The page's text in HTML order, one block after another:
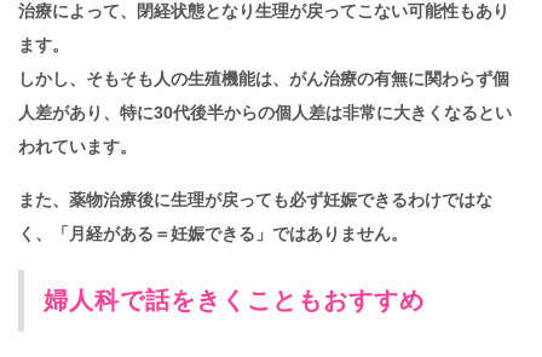
治療によって、閉経状態となり生理が戻ってこない可能性もあり
ます。
しかし、そもそも人の生殖機能は、がん治療の有無に関わらず個
人差があり、特に30代後半からの個人差は非常に大きくなるとい
われています。
また、薬物治療後に生理が戻っても必ず妊娠できるわけではな
く、「月経がある＝妊娠できる」ではありません。
婦人科で話をきくこともおすすめ